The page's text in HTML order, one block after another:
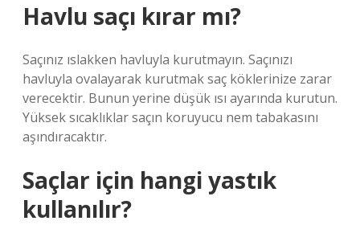
Havlu saçı kırar mı?
Saçınız ıslakken havluyla kurutmayın. Saçınızı
havluyla ovalayarak kurutmak saç köklerinize zarar
verecektir. Bunun yerine düşük ısı ayarında kurutun.
Yüksek sıcaklıklar saçın koruyucu nem tabakasını
aşındıracaktır.
Saçlar için hangi yastık
kullanılır?